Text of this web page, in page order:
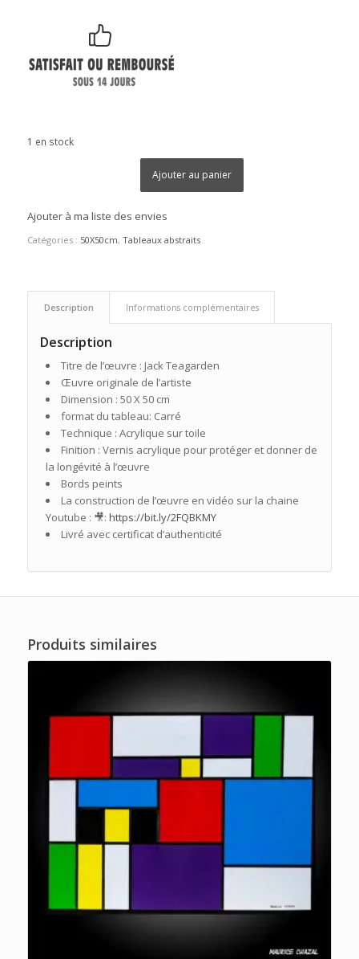
1 en stock
Ajouter au panier
Ajouter à ma liste des envies
Catégories : 50X50cm, Tableaux abstraits
Description Informations complémentaires
Description
Titre de l’œuvre : Jack Teagarden
Œuvre originale de l’artiste
Dimension : 50 X 50 cm
format du tableau: Carré
Technique : Acrylique sur toile
Finition : Vernis acrylique pour protéger et donner de
la longévité à l’œuvre
Bords peints
La construction de l’œuvre en vidéo sur la chaine
Youtube : 🎥: https://bit.ly/2FQBKMY
Livré avec certificat d’authenticité
Produits similaires